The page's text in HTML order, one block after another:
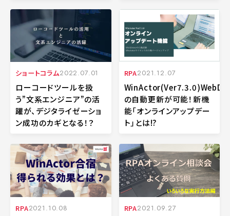
ショートコラム2022.07.01
ローコードツールを扱
う”文系エンジニア”の活
躍が、デジタライゼーショ
ン成功のカギとなる！？
RPA2021.12.07
の自動更新が可能！新機
能「オンラインアップデー
ト」とは⁉
RPA2021.10.08 RPA2021.09.27